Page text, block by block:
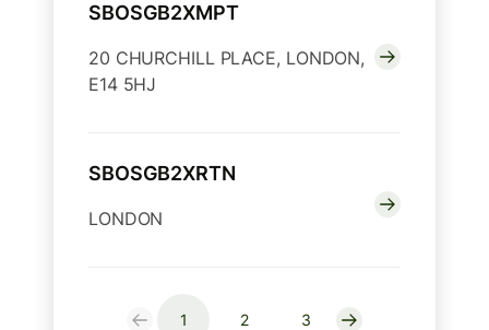
SBOSGB2XMPT
20 CHURCHILL PLACE, LONDON,
E14 5HJ
SBOSGB2XRTN
LONDON
1 2 3